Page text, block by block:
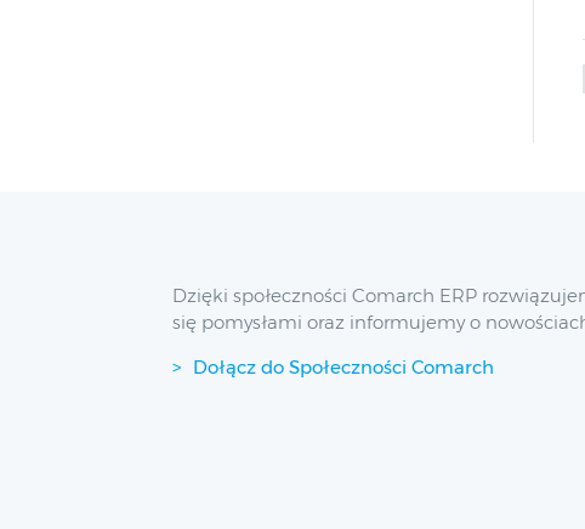
Dzięki społeczności Comarch ERP
się pomysłami oraz informujemy o
Dołącz do Społeczności Comarch